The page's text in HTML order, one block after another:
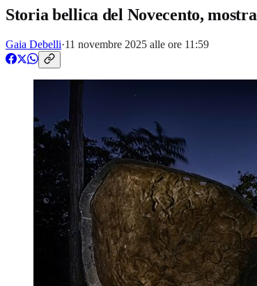
Storia bellica del Novecento,
Gaia Debelli·11 novembre 2025 alle ore 11:59